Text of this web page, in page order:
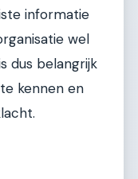
informatie
wel
dus belangrijk
kennen en